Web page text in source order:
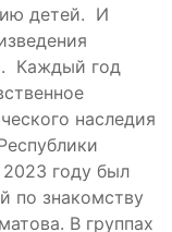
детей. И
Каждый год
наследия
году был
по знакомству
В группах